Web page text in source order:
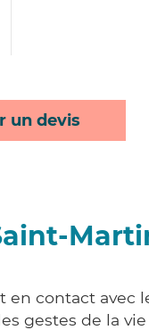
un devis
contact avec
gestes de la